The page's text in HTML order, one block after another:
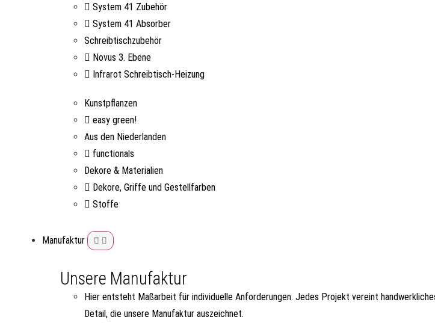
System 41 Zubehör
System 41 Absorber
Schreibtischzubehör
Novus 3. Ebene
Infrarot Schreibtisch-Heizung
Kunstpflanzen
easy green!
Aus den Niederlanden
functionals
Dekore & Materialien
Dekore, Griffe und Gestellfarben
Stoffe
Manufaktur
Unsere Manufaktur
Hier entsteht Maßarbeit für individuelle Anforderungen. Jedes Projekt vereint
Detail, die unsere Manufaktur auszeichnet.